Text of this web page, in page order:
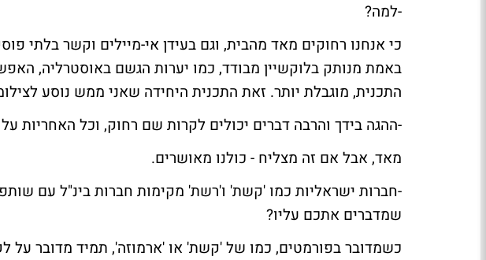
-למה?
כי אנחנו רחוקים מאד מהבית, וגם בעידן אי-מיילים וקשר בלתי
באמת מנותק בלוקשיין מבודד, כמו יערות הגשם באוסטרליה,
התכנית, מוגבלת יותר. זאת התכנית היחידה שאני ממש נוסע
-ההגה בידך והרבה דברים יכולים לקרות שם רחוק, וכל האחריות
מאד, אבל אם זה מצליח - כולנו מאושרים.
-חברות ישראליות כמו 'קשת' ו'רשת' מקימות חברות בינ"ל עם
שמדברים אתכם עליו?
כשמדובר בפורמטים, כמו של 'קשת' או 'ארמוזה', תמיד מדובר על